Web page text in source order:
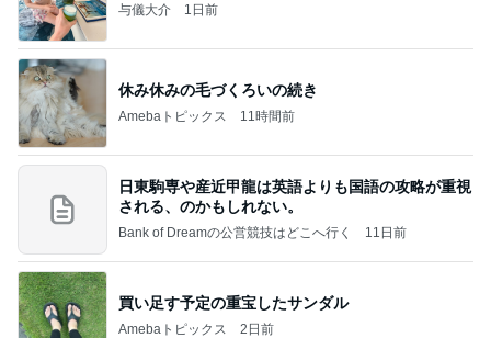
与儀大介 1日前
休み休みの毛づくろいの続き
Amebaトピックス 11時間前
日東駒専や産近甲龍は英語よりも国語の攻略が重視
される、のかもしれない。
Bank of Dreamの公営競技はどこへ行く 11日前
買い足す予定の重宝したサンダル
Amebaトピックス 2日前